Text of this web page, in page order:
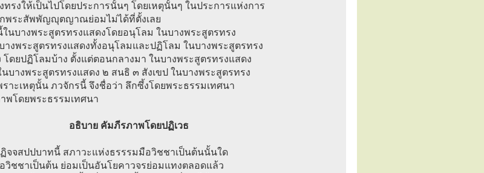
รงให้เป็นไปโดยประการนั้นๆ โดยเหตุนั้นๆ ในประการแห่งการ
พระสัพพัญญุตญาณย่อมไม่ได้ที่ตั้งเลย
นบางพระสูตรทรงแสดงโดยอนุโลม ในบางพระสูตรทรง
างพระสูตรทรงแสดงทั้งอนุโลมและปฏิโลม ในบางพระสูตรทรง
โดยปฏิโลมบ้าง ตั้งแต่ตอนกลางมา ในบางพระสูตรทรงแสดง
บางพระสูตรทรงแสดง ๒ สนธิ ๓ สังเขป ในบางพระสูตรทรง
ราะเหตุนั้น ภวจักรนี้ จึงชื่อว่า ลึกซึ้งโดยพระธรรมเทศนา
พโดยพระธรรมเทศนา
อธิบาย คัมภีรภาพโดยปฏิเวธ
ฏิจจสปปบาทนี้ สภาวะแห่งธรรรมมือวิชชาเป็นต้นนั้นใด
วิชชาเป็นต้น ย่อมเป็นอันโยคาวจรย่อมแทงตลอดแล้ว